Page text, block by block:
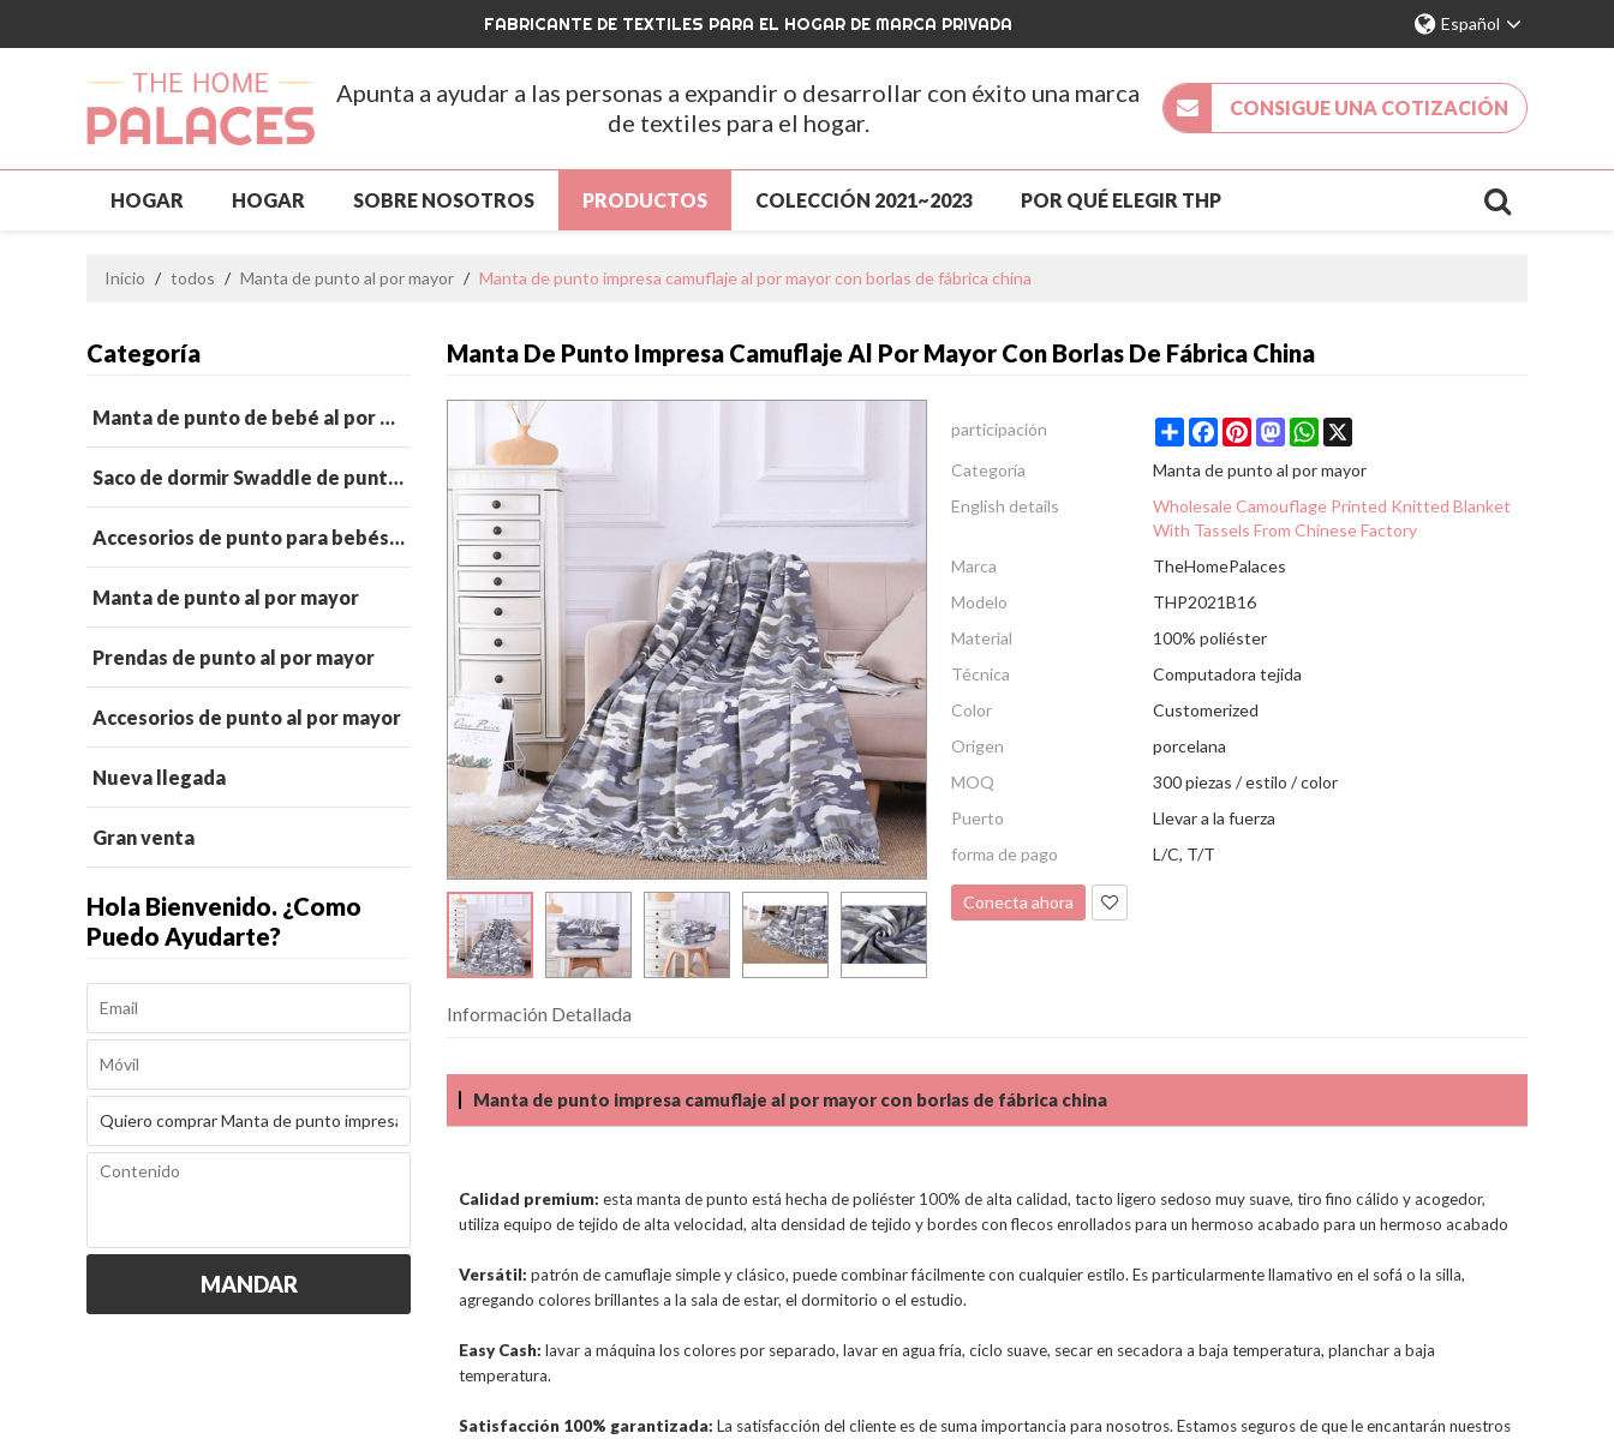
FABRICANTE DE TEXTILES PARA EL HOGAR DE MARCA PRIVADA Español
Apunta a ayudar a las personas a expandir o desarrollar con éxito una marca
de textiles para el hogar.
CONSIGUE UNA COTIZACIÓN
HOGAR HOGAR SOBRE NOSOTROS PRODUCTOS COLECCIÓN 2021~2023 POR QUÉ ELEGIR THP
Inicio / todos / Manta de punto al por mayor / Manta de punto impresa camuflaje al por mayor con borlas de fábrica china
Categoría
Manta de punto de bebé al por mayor
Saco de dormir Swaddle de punto para bebé al por mayor
Accesorios de punto para bebés al por mayor
Manta de punto al por mayor
Prendas de punto al por mayor
Accesorios de punto al por mayor
Nueva llegada
Gran venta
Hola Bienvenido. ¿Como
Puedo Ayudarte?
MANDAR
Manta De Punto Impresa Camuflaje Al Por Mayor Con Borlas De Fábrica China
participación ShareFacebookPinterestMastodonWhatsApp
Categoría
Manta de punto al por mayor
English details
Wholesale Camouflage Printed Knitted Blanket
With Tassels From Chinese Factory
Marca
TheHomePalaces
Modelo
THP2021B16
Material
100% poliéster
Técnica
Computadora tejida
Color
Customerized
Origen
porcelana
MOQ
300 piezas / estilo / color
Puerto
Llevar a la fuerza
forma de pago
L/C, T/T
Conecta ahora
Información Detallada
Manta de punto impresa camuflaje al por mayor con borlas de fábrica china
Calidad premium: esta manta de punto está hecha de poliéster 100% de alta calidad, tacto ligero sedoso muy suave, tiro fino cálido y acogedor,
utiliza equipo de tejido de alta velocidad, alta densidad de tejido y bordes con flecos enrollados para un hermoso acabado para un hermoso acabado
Versátil: patrón de camuflaje simple y clásico, puede combinar fácilmente con cualquier estilo. Es particularmente llamativo en el sofá o la silla,
agregando colores brillantes a la sala de estar, el dormitorio o el estudio.
Easy Cash: lavar a máquina los colores por separado, lavar en agua fría, ciclo suave, secar en secadora a baja temperatura, planchar a baja
temperatura.
Satisfacción 100% garantizada: La satisfacción del cliente es de suma importancia para nosotros. Estamos seguros de que le encantarán nuestros